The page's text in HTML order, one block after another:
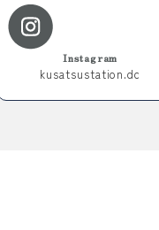
Instagram
kusatsustation.dc